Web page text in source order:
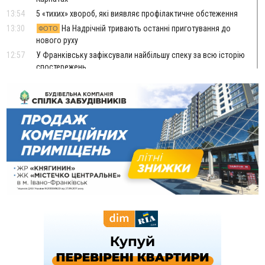
13:54
5 «тихих» хвороб, які виявляє профілактичне обстеження
13:30
ФОТО
На Надрічній тривають останні приготування до
нового руху
12:57
У Франківську зафіксували найбільшу спеку за всю історію
спостережень
Лікування наркоманії Київ: чому важливо розпочати
терапію якомога раніше
12:00
Франківця, який у Косові викрав за магазину понад 640
тисяч гривень у валюті, засудили до 5 років
11:50
Податкова передасть в Міноборони для "Оберегу" дані про
чоловіків 18–60 років
11:20
Водійка, яку на Сухомлинського побив інший керманич,
відмовилася від обвинувачення — справу закрили
10:45
У Франківську, Коломиї, Долині та Яремче 6 серпня
Змушував надсилати інтимні фото: на Прикарпатті
затримали підозрюваного у розбещенні малолітньої
АМКУ розпочав справу проти Гвіздецької селищної ради
через різні ставки земельного податку